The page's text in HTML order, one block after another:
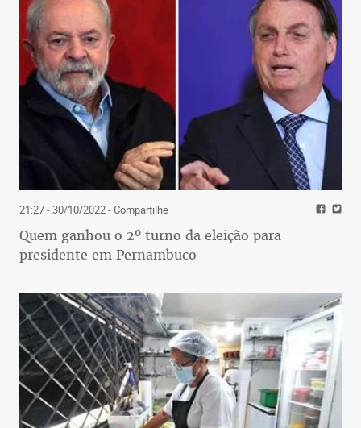
21:27 - 30/10/2022- Compartilhe
Quem ganhou o 2º turno da eleição para
presidente em Pernambuco